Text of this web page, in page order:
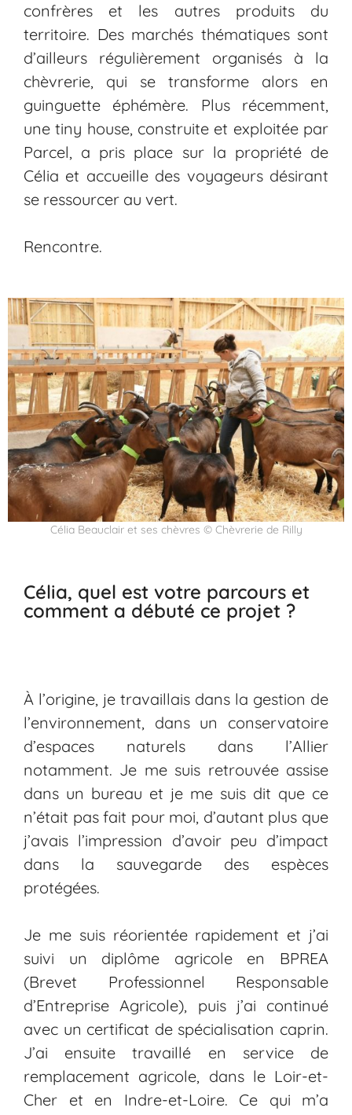
confrères et les autres produits du
territoire. Des marchés thématiques sont
d’ailleurs régulièrement organisés à la
chèvrerie, qui se transforme alors en
guinguette éphémère. Plus récemment,
une tiny house, construite et exploitée par
Parcel, a pris place sur la propriété de
Célia et accueille des voyageurs désirant
se ressourcer au vert.
Rencontre.
Célia Beauclair et ses chèvres © Chèvrerie de Rilly
Célia, quel est votre parcours et
comment a débuté ce projet ?
À l’origine, je travaillais dans la gestion de
l’environnement, dans un conservatoire
d’espaces naturels dans l’Allier
notamment. Je me suis retrouvée assise
dans un bureau et je me suis dit que ce
n’était pas fait pour moi, d’autant plus que
j’avais l’impression d’avoir peu d’impact
dans la sauvegarde des espèces
protégées.
Je me suis réorientée rapidement et j’ai
suivi un diplôme agricole en BPREA
(Brevet Professionnel Responsable
d’Entreprise Agricole), puis j’ai continué
avec un certificat de spécialisation caprin.
J’ai ensuite travaillé en service de
remplacement agricole, dans le Loir-et-
Cher et en Indre-et-Loire. Ce qui m’a